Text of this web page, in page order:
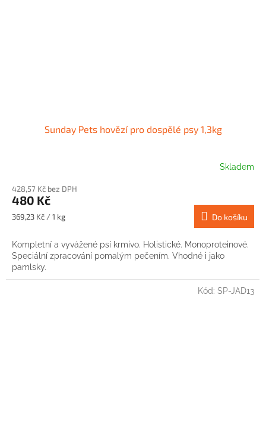
Sunday Pets hovězí pro dospělé psy 1,3kg
Skladem
428,57 Kč bez DPH
480 Kč
Měrná
369,23 Kč / 1 kg Do košíku
Kompletní a vyvážené psí krmivo. Holistické. Monoproteinové.
Speciální zpracování pomalým pečením. Vhodné i jako
pamlsky.
Kód: SP-JAD13